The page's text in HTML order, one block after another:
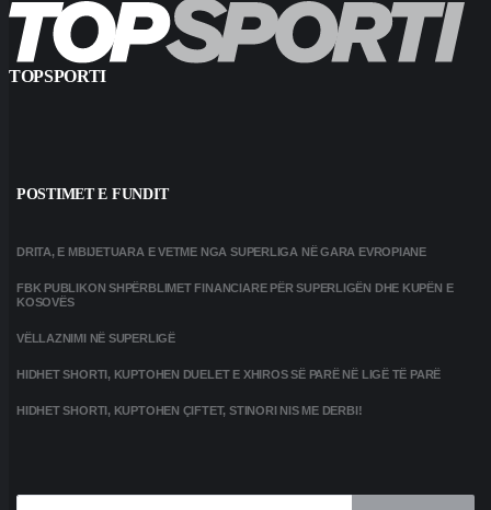
TOPSPORTI
POSTIMET E FUNDIT
DRITA, E MBIJETUARA E VETME NGA SUPERLIGA NË GARA EVROPIANE
FBK PUBLIKON SHPËRBLIMET FINANCIARE PËR SUPERLIGËN DHE KUPËN E
KOSOVËS
VËLLAZNIMI NË SUPERLIGË
HIDHET SHORTI, KUPTOHEN DUELET E XHIROS SË PARË NË LIGË TË PARË
HIDHET SHORTI, KUPTOHEN ÇIFTET, STINORI NIS ME DERBI!